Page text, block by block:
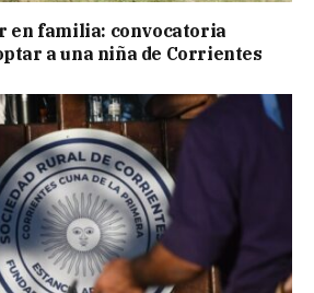
en familia: convocatoria
a una niña de Corrientes